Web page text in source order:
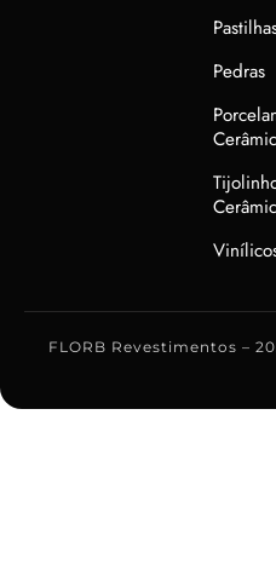
Pedras
FLORB Revestimentos –